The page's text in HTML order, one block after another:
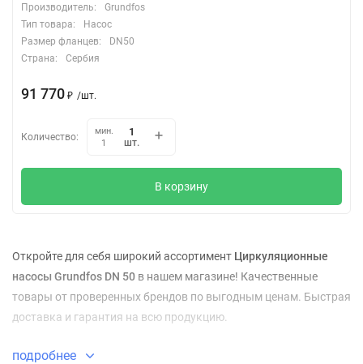
Производитель:
Grundfos
Тип товара:
Насос
Размер фланцев:
DN50
Страна:
Сербия
91 770 ₽ /шт.
Количество:
мин.
1
шт.
В корзину
Откройте для себя широкий ассортимент Циркуляционные
насосы Grundfos DN 50 в нашем магазине! Качественные
товары от проверенных брендов по выгодным ценам. Быстрая
доставка и гарантия на всю продукцию.
подробнее